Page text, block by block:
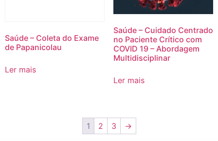
Saúde – Coleta do Exame
de Papanicolau
Ler mais
Saúde – Cuidado Centrado
no Paciente Crítico com
COVID 19 – Abordagem
Multidisciplinar
Ler mais
1 2 3 →